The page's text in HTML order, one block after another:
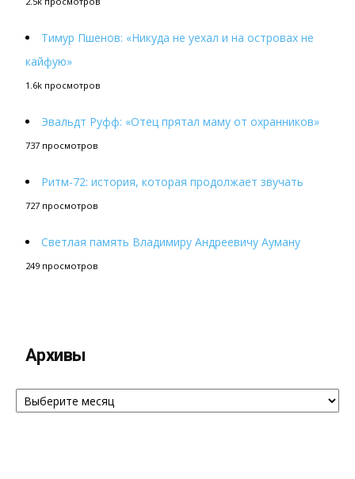
Тимур Пшенов: «Никуда не уехал и на островах не
кайфую»
1.6k просмотров
Эвальдт Руфф: «Отец прятал маму от охранников»
737 просмотров
Ритм-72: история, которая продолжает звучать
727 просмотров
Светлая память Владимиру Андреевичу Ауману
249 просмотров
Архивы
Архивы